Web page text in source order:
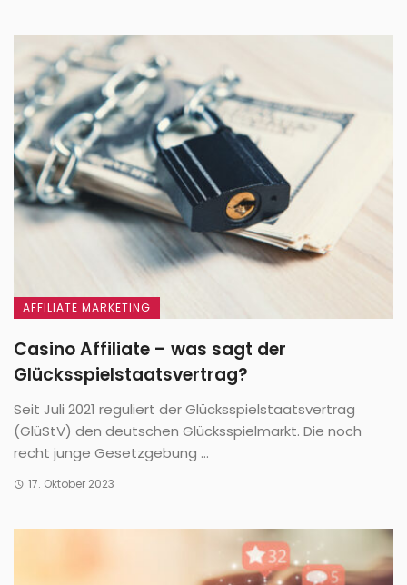
AFFILIATE MARKETING
Casino Affiliate – was sagt der
Glücksspielstaatsvertrag?
Seit Juli 2021 reguliert der Glücksspielstaatsvertrag
(GlüStV) den deutschen Glücksspielmarkt. Die noch
recht junge Gesetzgebung ...
17. Oktober 2023